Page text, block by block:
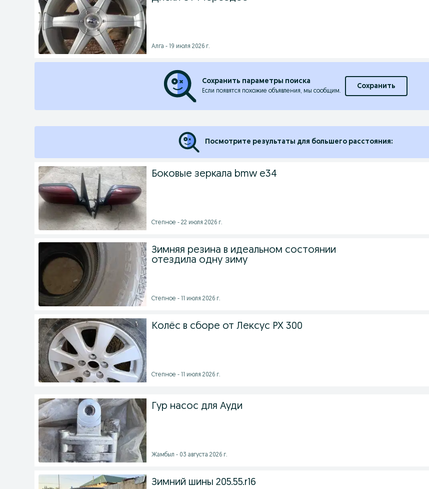
Алга - 19 июля 2026 г.
Сохранить параметры поиска
Если появятся похожие объявления, мы сообщим.
Сохранить
Посмотрите результаты для большего расстояния:
Боковые зеркала bmw e34
Степное - 22 июля 2026 г.
Зимняя резина в идеальном состоянии
отездила одну зиму
Степное - 11 июля 2026 г.
Колёс в сборе от Лексус РХ 300
Степное - 11 июля 2026 г.
Гур насос для Ауди
Жамбыл - 03 августа 2026 г.
Зимний шины 205.55.r16